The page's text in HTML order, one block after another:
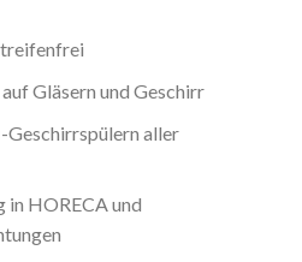
Gläsern und Geschirr
aller
in HORECA und